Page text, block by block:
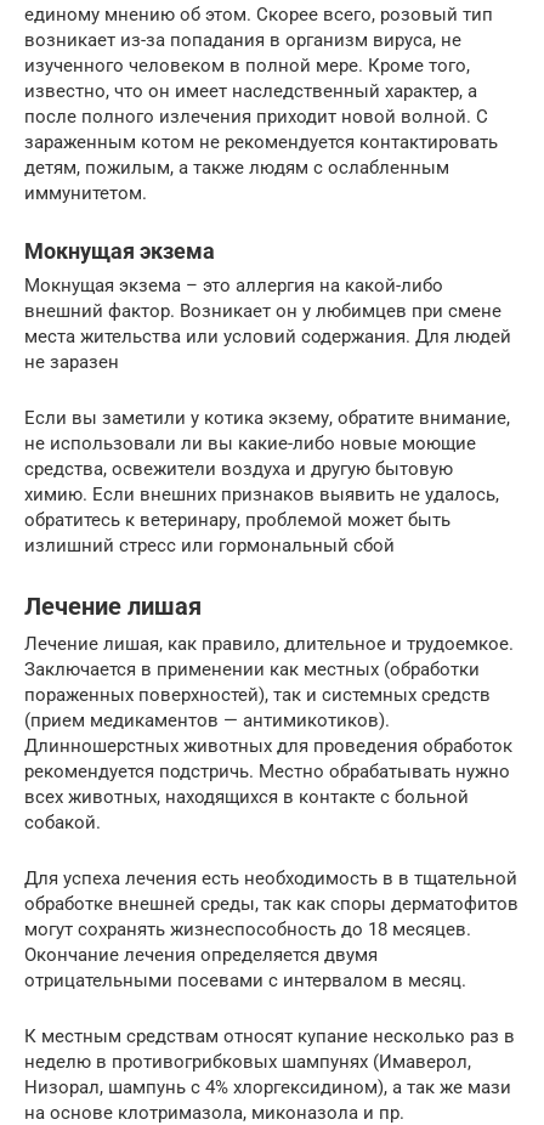
единому мнению об этом. Скорее всего, розовый тип
возникает из-за попадания в организм вируса, не
изученного человеком в полной мере. Кроме того,
известно, что он имеет наследственный характер, а
после полного излечения приходит новой волной. С
зараженным котом не рекомендуется контактировать
детям, пожилым, а также людям с ослабленным
иммунитетом.
Мокнущая экзема
Мокнущая экзема – это аллергия на какой-либо
внешний фактор. Возникает он у любимцев при смене
места жительства или условий содержания. Для людей
не заразен
Если вы заметили у котика экзему, обратите внимание,
не использовали ли вы какие-либо новые моющие
средства, освежители воздуха и другую бытовую
химию. Если внешних признаков выявить не удалось,
обратитесь к ветеринару, проблемой может быть
излишний стресс или гормональный сбой
Лечение лишая
Лечение лишая, как правило, длительное и трудоемкое.
Заключается в применении как местных (обработки
пораженных поверхностей), так и системных средств
(прием медикаментов — антимикотиков).
Длинношерстных животных для проведения обработок
рекомендуется подстричь. Местно обрабатывать нужно
всех животных, находящихся в контакте с больной
собакой.
Для успеха лечения есть необходимость в в тщательной
обработке внешней среды, так как споры дерматофитов
могут сохранять жизнеспособность до 18 месяцев.
Окончание лечения определяется двумя
отрицательными посевами с интервалом в месяц.
К местным средствам относят купание несколько раз в
неделю в противогрибковых шампунях (Имаверол,
Низорал, шампунь с 4% хлоргексидином), а так же мази
на основе клотримазола, миконазола и пр.